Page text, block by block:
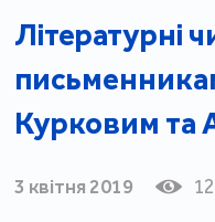
Літературні
Курковим та
3 квітня 2019